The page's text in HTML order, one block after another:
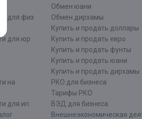
для физ
для юр
на
для ип
Обмен юани
Обмен дирхамы
Купить и продать доллары
Купить и продать евро
Купить и продать фунты
Купить и продать юани
Купить и продать дирхамы
РКО для бизнеса
Тарифы РКО
ВЭД для бизнеса
Внешнеэкономическая